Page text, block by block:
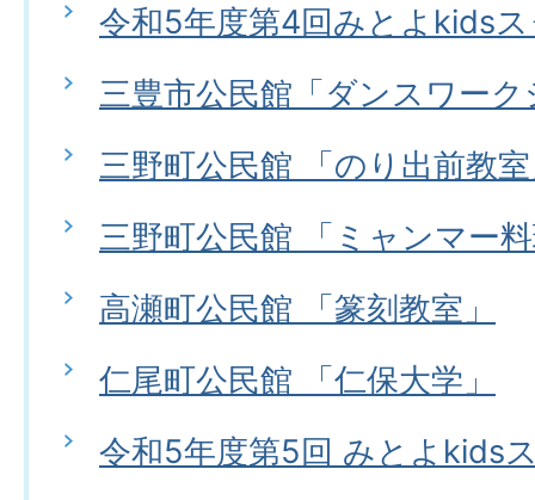
令和5年度第4回みとよkids
三豊市公民館「ダンスワー
三野町公民館 「のり出前教
三野町公民館 「ミャンマー
高瀬町公民館 「篆刻教室」
仁尾町公民館 「仁保大学」
令和5年度第5回 みとよkids